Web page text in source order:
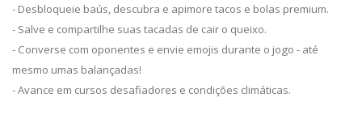
- Desbloqueie baús, descubra e apimore tacos e bolas premium.
- Salve e compartilhe suas tacadas de cair o queixo.
- Converse com oponentes e envie emojis durante o jogo - até
mesmo umas balançadas!
- Avance em cursos desafiadores e condições climáticas.